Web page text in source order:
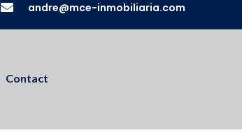
 andre@mce-inmobiliaria.com
Contact